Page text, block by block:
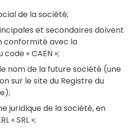
de la société;
et secondaires doivent
conformité avec la
« CAEN »;
nom de la future société (une
sur le site du Registre du
juridique de la société, en
« SRL »;